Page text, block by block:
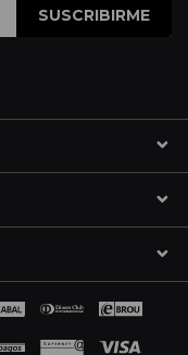
SUSCRIBIRME